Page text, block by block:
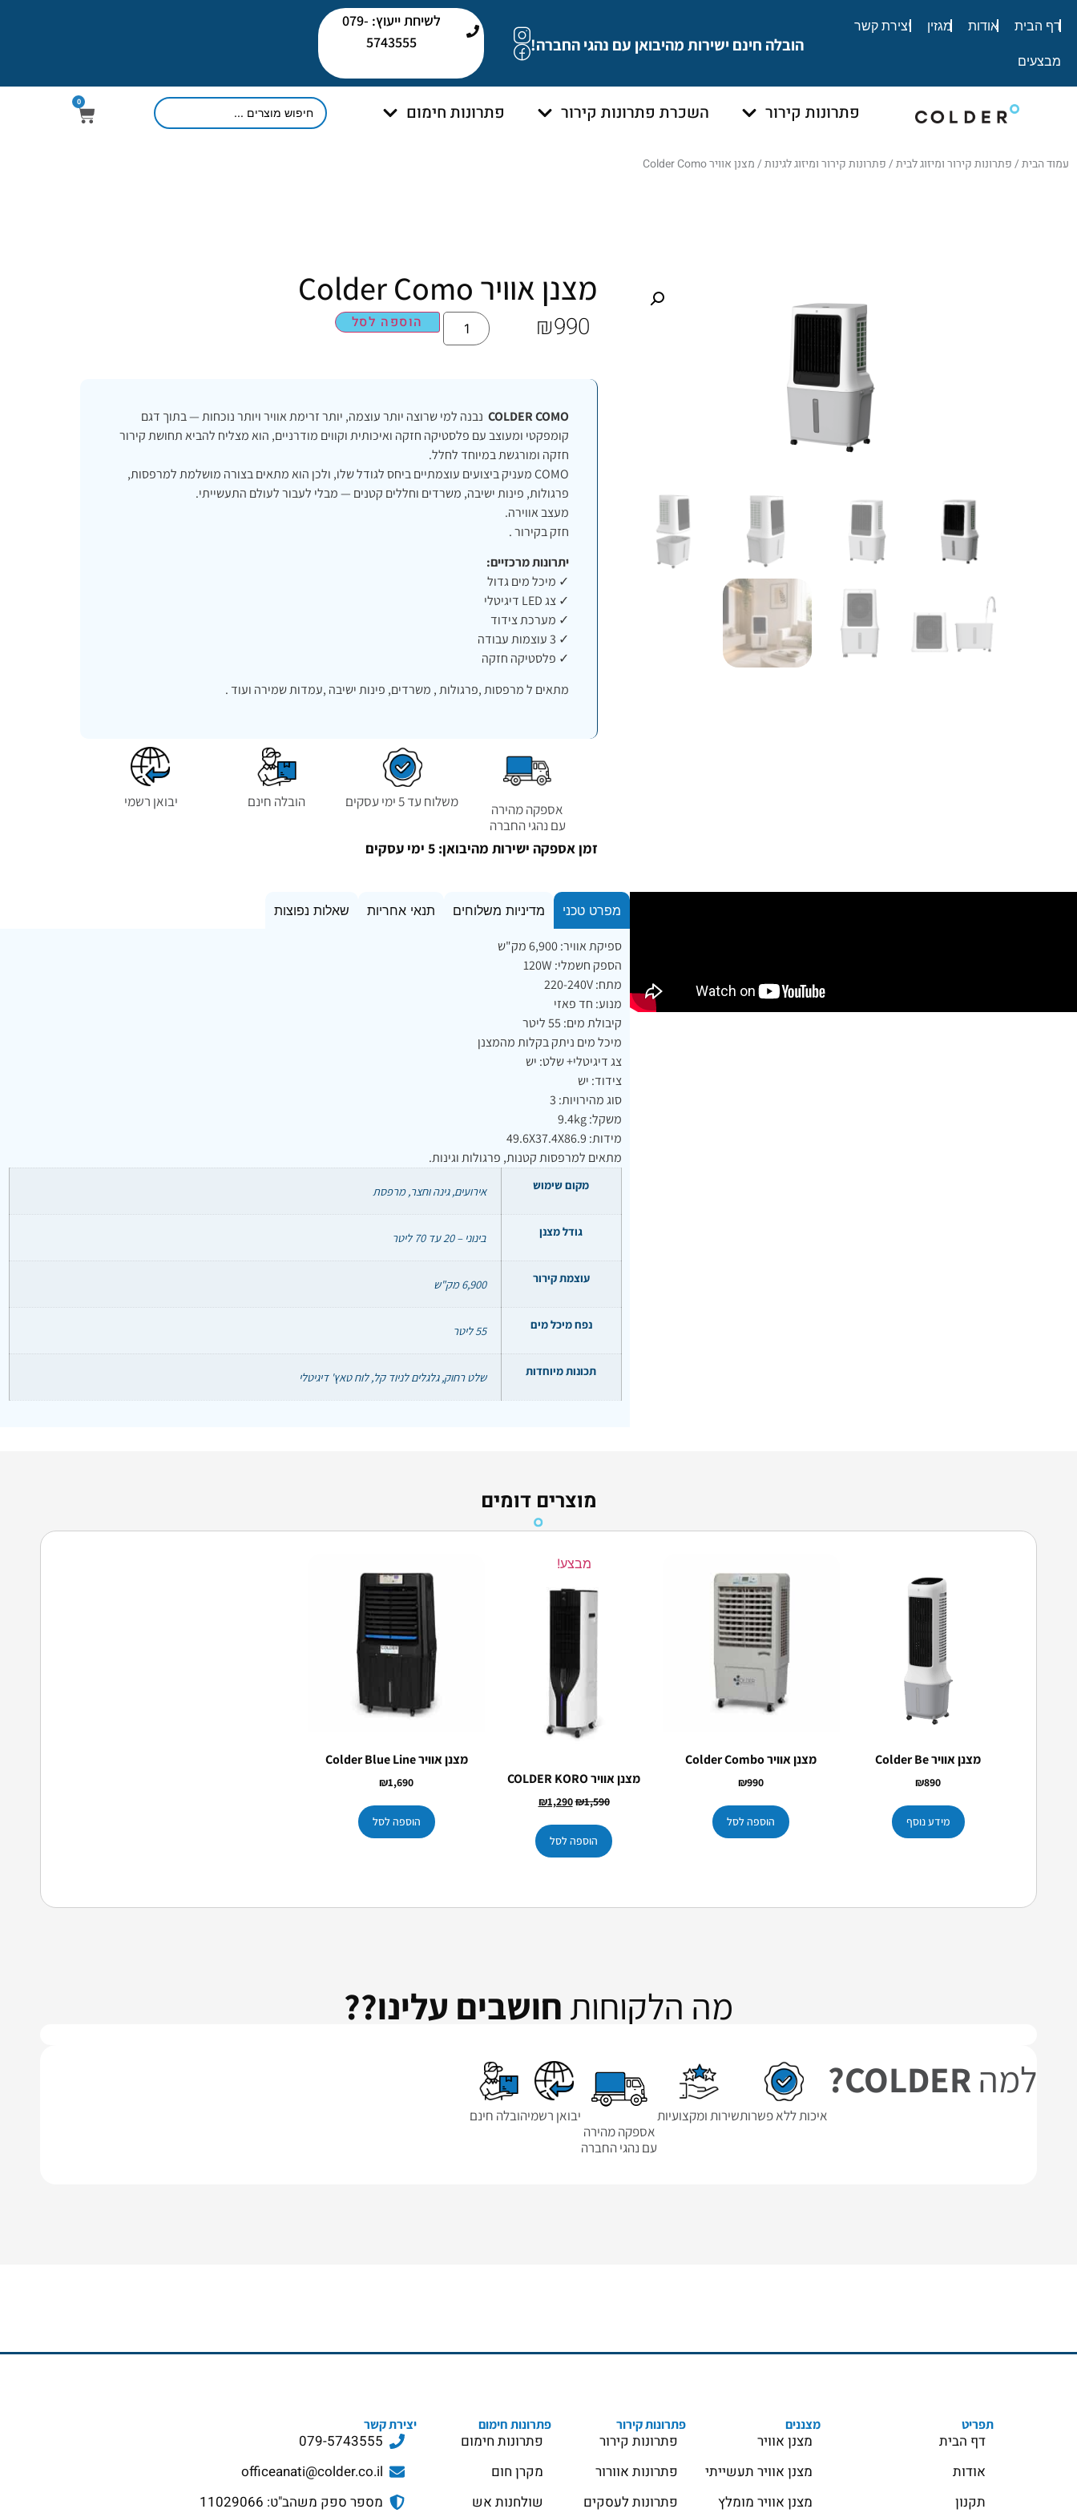
דף הבית
אודות מגזין יצירת קשר
מבצעים
הובלה חינם ישירות מהיבואן עם נהגי החברה!
לשיחת ייעוץ: 079-
5743555
פתרונות קירור השכרת פתרונות קירור פתרונות חימום 0
עמוד הבית/פתרונות קירור ומיזוג לבית/פתרונות קירור ומיזוג לגינות/ מצנן אוויר Colder Como
מצנן אוויר Colder Como
₪990 הוספה לסל
COLDER COMOנבנה למי שרוצה יותר עוצמה, יותר זרימת אוויר ויותר נוכחות — בתוך דגם
קומפקטי ומעוצב עם פלסטיקה חזקה ואיכותית וקווים מודרניים, הוא מצליח להביא תחושת קירור
חזקה ומורגשת במיוחד לחלל.
COMO מעניק ביצועים עוצמתיים ביחס לגודל שלו, ולכן הוא מתאים בצורה מושלמת למרפסות,
פרגולות, פינות ישיבה, משרדים וחללים קטנים — מבלי לעבור לעולם התעשייתי.
מעצב אווירה.
חזק בקירור .
יתרונות מרכזיים:
✓ מיכל מים גדול
✓ צג LED דיגיטלי
✓ מערכת צידוד
✓ 3 עוצמות עבודה
✓ פלסטיקה חזקה
מתאים ל מרפסות ,פרגולות , משרדים, פינות ישיבה ,עמדות שמירה ועוד .
אספקה מהירה
עם נהגי החברה
משלוח עד 5 ימי עסקים הובלה חינם יבואן רשמי
זמן אספקה ישירות מהיבואן: 5 ימי עסקים
מפרט טכני מדיניות משלוחים תנאי אחריות שאלות נפוצות
ספיקת אוויר: 6,900 מק"ש
הספק חשמלי: 120W
מתח: 220-240V
מנוע: חד פאזי
קיבולת מים: 55 ליטר
מיכל מים ניתק בקלות מהמצנן
צג דיגיטלי+ שלט: יש
צידוד: יש
סוג מהירויות: 3
משקל: 9.4kg
מידות: 49.6X37.4X86.9
מתאים למרפסות קטנות, פרגולות וגינות.
מקום שימוש אירועים, גינה וחצר, מרפסת
גודל מצנן בינוני – 20 עד 70 ליטר
עוצמת קירור 6,900 מק"ש
נפח מיכל מים 55 ליטר
תכונות מיוחדות שלט רחוק, גלגלים לניוד קל, לוח טאץ' דיגיטלי
מוצרים דומים
מצנן אוויר Colder Be
₪890
מידע נוסף
מצנן אוויר Colder Combo
₪990
הוספה לסל
מבצע!
מצנן אוויר COLDER KORO
₪1,590
₪1,290
הוספה לסל
מצנן אוויר Colder Blue Line
₪1,690
הוספה לסל
מה הלקוחות חושבים עלינו??
למהCOLDER?
איכות ללא פשרותשירות ומקצועיות
אספקה מהירה
עם נהגי החברה
יבואן רשמיהובלה חינם
תפריט
דף הבית
אודות
תקנון
מצננים
מצנן אוויר
מצנן אוויר תעשייתי
מצנן אוויר מומלץ
פתרונות קירור
פתרונות קירור
פתרונות אוורור
פתרונות לעסקים
פתרונות חימום
פתרונות חימום
מקרן חום
שולחנות אש
יצירת קשר
079-5743555
officeanati@colder.co.il
מספר ספק משהב"ט: 11029066